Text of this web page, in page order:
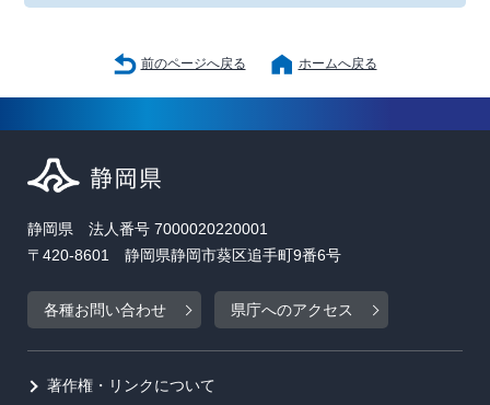
前のページへ戻る ホームへ戻る
静岡県 法人番号 7000020220001
〒420-8601 静岡県静岡市葵区追手町9番6号
各種お問い合わせ 県庁へのアクセス
著作権・リンクについて